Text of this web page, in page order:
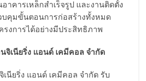
าคารเหล็กสำเร็จรูป และงานติดตั้ง
บคุมขั้นตอนการก่อสร้างทั้งหมด
รงการได้อย่างมีประสิทธิภาพ
จิเนียริ่ง แอนด์ เคมีคอล จำกัด
เนียริ่ง แอนด์ เคมีคอล จำกัด รับ